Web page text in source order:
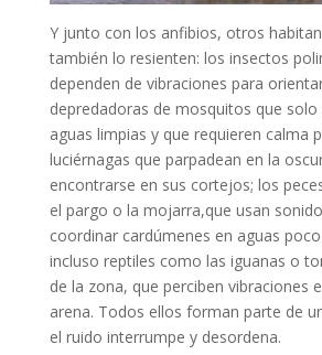
Y junto con los anfibios, otros
también lo resienten: los insectos
dependen de vibraciones para
depredadoras de mosquitos que solo
aguas limpias y que requieren calma
luciérnagas que parpadean en la
encontrarse en sus cortejos; los
el pargo o la mojarra,que usan
coordinar cardúmenes en aguas
incluso reptiles como las iguanas o
de la zona, que perciben vibraciones
arena. Todos ellos forman parte de
el ruido interrumpe y desordena.